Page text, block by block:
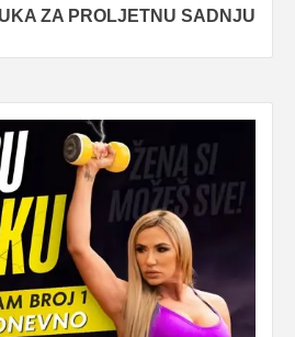
ZA PROLJETNU SADNJU